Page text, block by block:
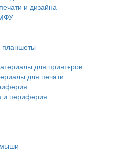
и дизайна
планшеты
для принтеров
для печати
и периферия
мыши